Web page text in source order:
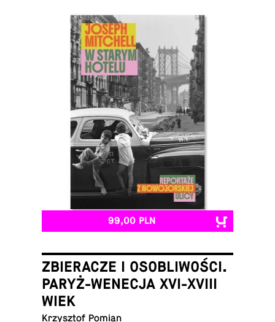
99,00 PLN
ZBIERACZE I OSOBLIWOŚCI.
PARYŻ-WENECJA XVI-XVIII
WIEK
Krzysz­tof Pomian